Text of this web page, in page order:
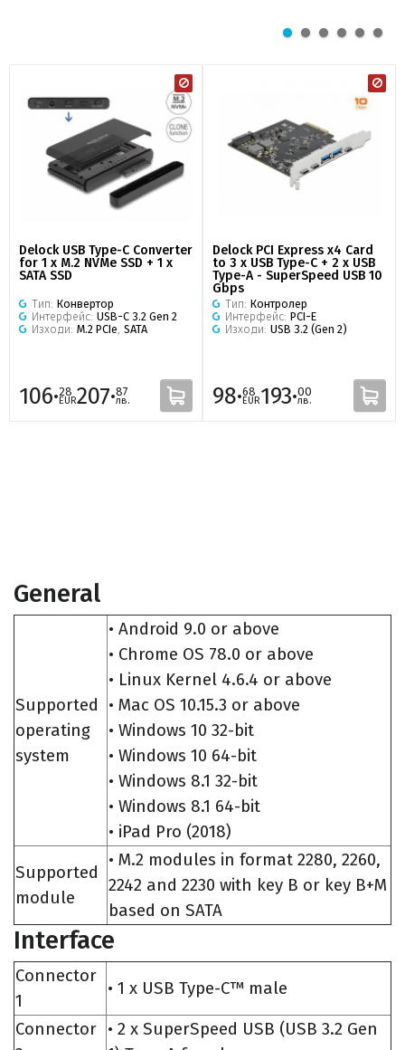
Delock USB Type-C Converter
for 1 x M.2 NVMe SSD + 1 x
SATA SSD
Тип: Конвертор
Интерфейс: USB-C 3.2 Gen 2
Изходи: M.2 PCIe, SATA
106·28
EUR207·87
лв.
Delock PCI Express x4 Card
to 3 x USB Type-C + 2 x USB
Type-A - SuperSpeed USB 10
Gbps
Тип: Контролер
Интерфейс: PCI-E
Изходи: USB 3.2 (Gen 2)
98·68
EUR193·00
лв.
General
Supported
operating
system
• Android 9.0 or above
• Chrome OS 78.0 or above
• Linux Kernel 4.6.4 or above
• Mac OS 10.15.3 or above
• Windows 10 32-bit
• Windows 10 64-bit
• Windows 8.1 32-bit
• Windows 8.1 64-bit
• iPad Pro (2018)
Supported
module
• M.2 modules in format 2280, 2260,
2242 and 2230 with key B or key B+M
based on SATA
Interface
Connector
1
• 1 x USB Type-C™ male
Connector • 2 x SuperSpeed USB (USB 3.2 Gen